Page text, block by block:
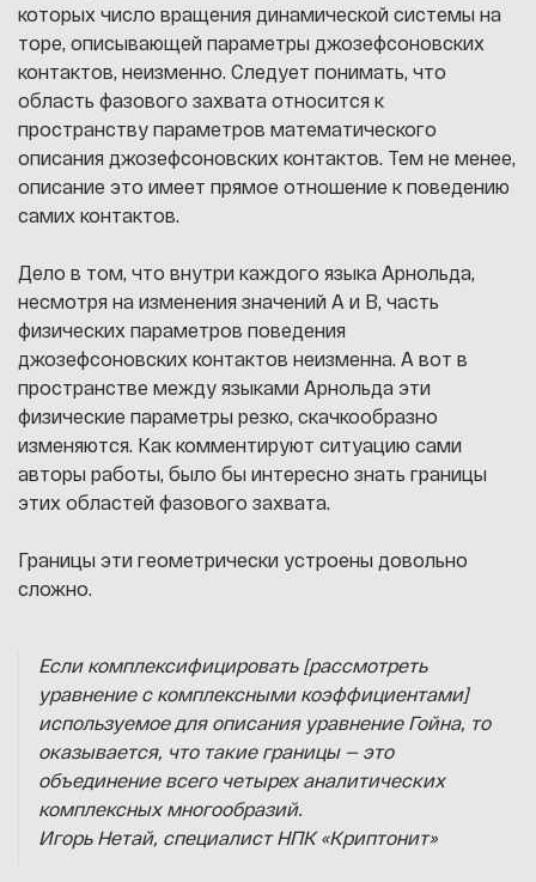
которых число вращения динамической системы на
торе, описывающей параметры джозефсоновских
контактов, неизменно. Следует понимать, что
область фазового захвата относится к
пространству параметров математического
описания джозефсоновских контактов. Тем не менее,
описание это имеет прямое отношение к поведению
самих контактов.
Дело в том, что внутри каждого языка Арнольда,
несмотря на изменения значений A и B, часть
физических параметров поведения
джозефсоновских контактов неизменна. А вот в
пространстве между языками Арнольда эти
физические параметры резко, скачкообразно
изменяются. Как комментируют ситуацию сами
авторы работы, было бы интересно знать границы
этих областей фазового захвата.
Границы эти геометрически устроены довольно
сложно.
Если комплексифицировать [рассмотреть
уравнение с комплексными коэффициентами]
используемое для описания уравнение Гойна, то
оказывается, что такие границы — это
объединение всего четырех аналитических
комплексных многообразий.
Игорь Нетай, специалист НПК «Криптонит»